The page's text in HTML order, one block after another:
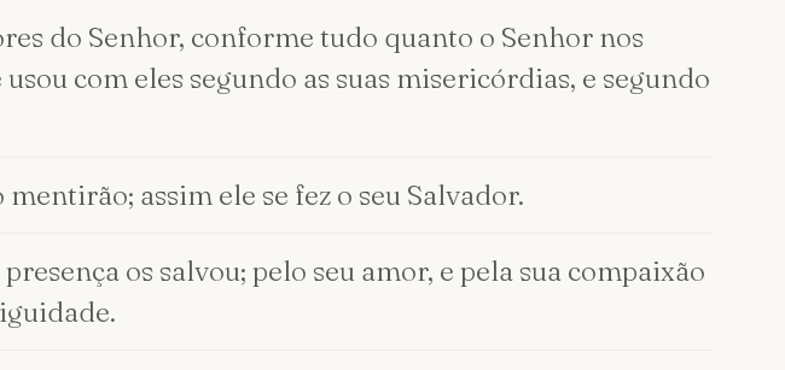
do Senhor, conforme tudo quanto o Senhor nos
com eles segundo as suas misericórdias, e segundo
assim ele se fez o seu Salvador.
os salvou; pelo seu amor, e pela sua compaixão